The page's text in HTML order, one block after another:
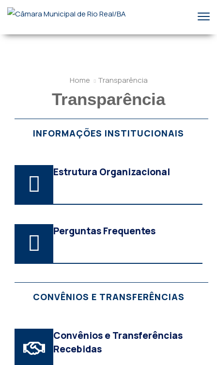
Home Transparência
Transparência
INFORMAÇÕES INSTITUCIONAIS
Estrutura Organizacional
Perguntas Frequentes
CONVÊNIOS E TRANSFERÊNCIAS
Convênios e Transferências
Recebidas